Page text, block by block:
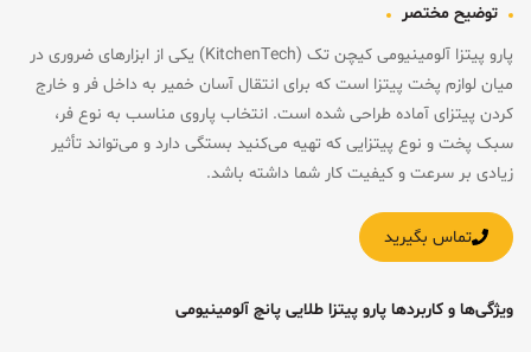
پارو پیتزا آلومینیومی کیچن تک (KitchenTech) یکی از ابزارهای ضروری در
میان لوازم پخت پیتزا است که برای انتقال آسان خمیر به داخل فر و خارج
کردن پیتزای آماده طراحی شده است. انتخاب پاروی مناسب به نوع فر،
سبک پخت و نوع پیتزایی که تهیه می‌کنید بستگی دارد و می‌تواند تأثیر
زیادی بر سرعت و کیفیت کار شما داشته باشد.
توضیح مختصر
تماس بگیرید
ویژگی‌ها و کاربردها پارو پیتزا طلایی پانچ آلومینیومی